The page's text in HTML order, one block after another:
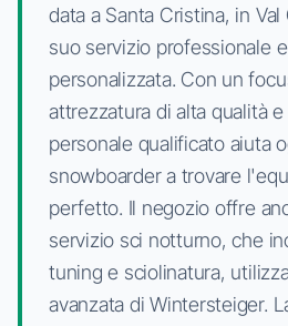
data a Santa Cristina, in
suo servizio professionale
personalizzata. Con un
attrezzatura di alta qualità
personale qualificato aiuta
snowboarder a trovare
perfetto. Il negozio offre
servizio sci notturno, che
tuning e sciolinatura,
avanzata di Wintersteiger.